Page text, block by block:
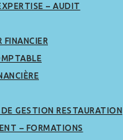
– AUDIT
FINANCIER
GESTION RESTAURATION
– FORMATIONS